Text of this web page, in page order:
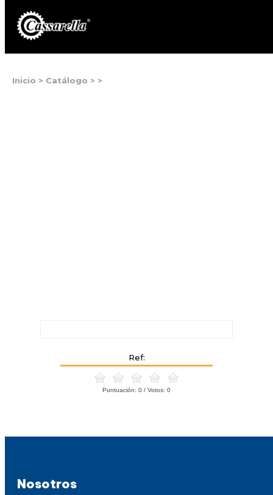
Inicio > Catálogo > >
Ref:
Puntuación: 0 / Votos: 0
Nosotros